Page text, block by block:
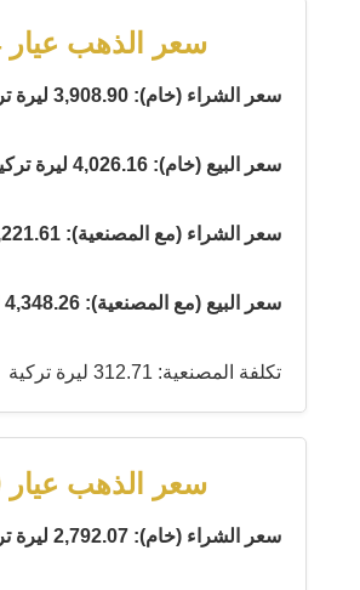
سعر الذهب عيار 14
سعر الشراء (خام): 3,908.90 ليرة تركية
سعر البيع (خام): 4,026.16 ليرة تركية
سعر الشراء (مع المصنعية): 4,221.61 ليرة تركية
سعر البيع (مع المصنعية): 4,348.26 ليرة تركية
تكلفة المصنعية: 312.71 ليرة تركية
سعر الذهب عيار 10
سعر الشراء (خام): 2,792.07 ليرة تركية